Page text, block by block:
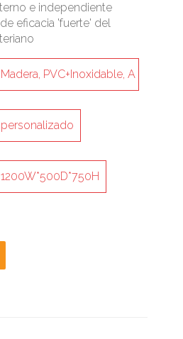
e independiente
eficacia 'fuerte' del
Madera, PVC+Inoxidable, A
personalizado
1200W*500D*750H